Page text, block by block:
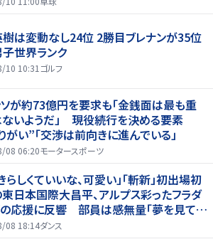
は変動なし24位 2勝目ブレナンが35位
世界ランク
10 10:31 ゴルフ
が約73億円を要求も「金銭面は最も重
いようだ」 現役続行を決める要素
がい”「交渉は前向きに進んでいる」
08 06:20モータースポーツ
らしくていいな、可愛い」「斬新」初出場初
日本国際大昌平、アルプス彩ったフラダ
応援に反響 部員は感無量「夢を見てい
08 18:14ダンス